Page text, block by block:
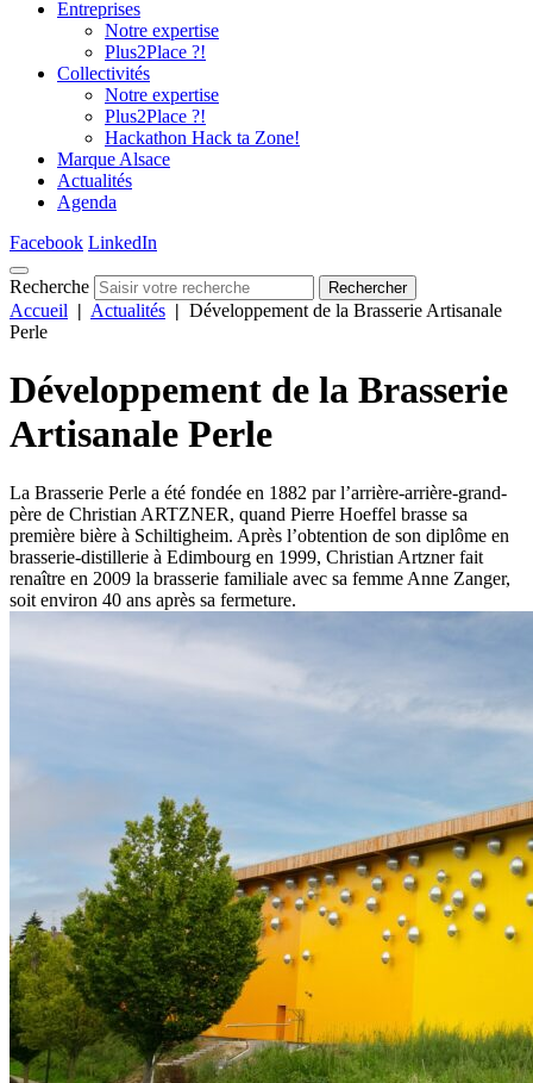
Entreprises
Notre expertise
Plus2Place ?!
Collectivités
Notre expertise
Plus2Place ?!
Hackathon Hack ta Zone!
Marque Alsace
Actualités
Agenda
Facebook LinkedIn
Recherche Rechercher
Accueil | Actualités | Développement de la Brasserie Artisanale
Perle
Développement de la Brasserie
Artisanale Perle
La Brasserie Perle a été fondée en 1882 par l’arrière-arrière-grand-
père de Christian ARTZNER, quand Pierre Hoeffel brasse sa
première bière à Schiltigheim. Après l’obtention de son diplôme en
brasserie-distillerie à Edimbourg en 1999, Christian Artzner fait
renaître en 2009 la brasserie familiale avec sa femme Anne Zanger,
soit environ 40 ans après sa fermeture.